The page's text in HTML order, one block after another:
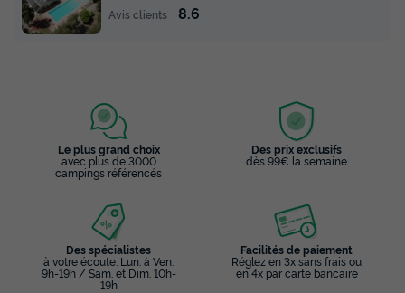
Avis clients
8.6
Le plus grand choix
avec plus de 3000
campings référencés
Des prix exclusifs
dès 99€ la semaine
Des spécialistes
à votre écoute: Lun. à Ven.
9h-19h / Sam. et Dim. 10h-
19h
Facilités de paiement
Réglez en 3x sans frais ou
en 4x par carte bancaire